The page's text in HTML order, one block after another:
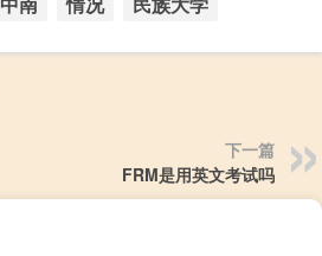
下一篇
FRM是用英文考试吗